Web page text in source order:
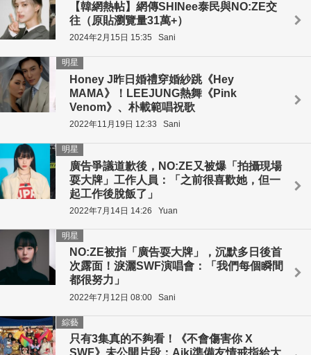
【韓網熱帖】網傳SHINee泰民與NO:ZE交
往（原貼瀏覽量31萬+）
2024年2月15日 15:35 Sani
Honey J昨日婚禮穿婚紗跳《Hey
MAMA》！LEEJUNG熱舞《Pink
Venom》、朴載範唱祝歌
明星
2022年11月19日 12:33 Sani
廣告爭議道歉後，NO:ZE又被爆「拍攝現場
耍大牌」工作人員：「之前很喜歡她，但一
起工作後脫飯了」
明星
2022年7月14日 14:26 Yuan
NO:ZE被指「廣告耍大牌」，沉默多日後首
次露面！淚灑SWF演唱會：「我們每個瞬間
都很努力」
明星
2022年7月12日 08:00 Sani
只有3集真的不夠看！《不會傷害你 X
綜藝